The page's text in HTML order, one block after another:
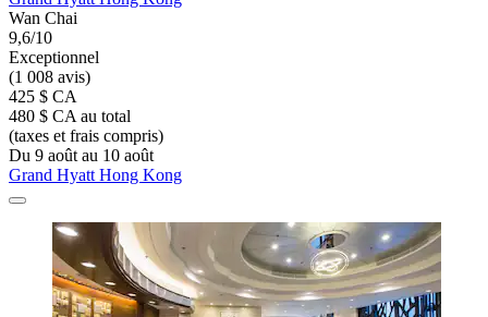
Wan Chai
9,6/10
Exceptionnel
(1 008 avis)
425 $ CA
480 $ CA au total
(taxes et frais compris)
Du 9 août au 10 août
Grand Hyatt Hong Kong